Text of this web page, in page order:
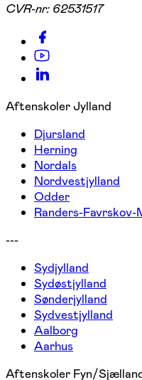
CVR-nr: 62531517
Aftenskoler Jylland
Djursland
Herning
Nordals
Nordvestjylland
Odder
Randers-
---
Sydjylland
Sydøstjylland
Sønderjylland
Sydvestjylland
Aalborg
Aarhus
Aftenskoler Fyn/